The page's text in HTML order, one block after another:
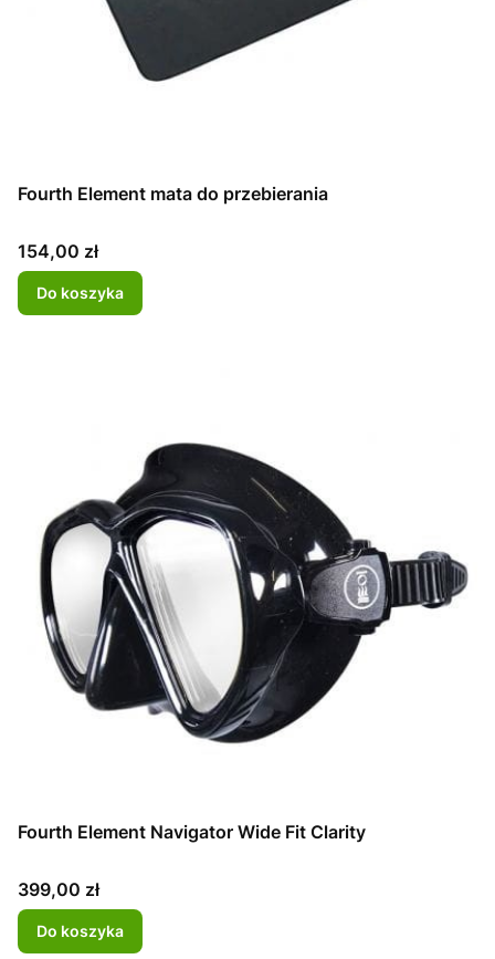
Fourth Element mata do przebierania
Cena
154,00 zł
Do koszyka
Fourth Element Navigator Wide Fit Clarity
Cena
399,00 zł
Do koszyka